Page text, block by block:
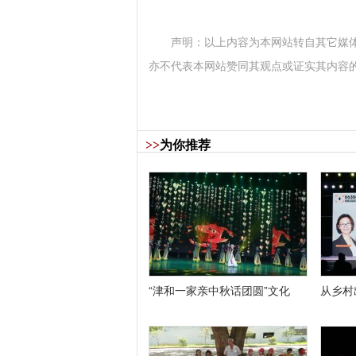
声明：以上内容为本网站转自其它媒
亦不代表本网站赞同其观点或证实其内容
>>为你推荐
“津和一家亲中秋话团圆”文化 从乡